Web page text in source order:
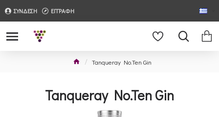
ΣΥΝΔΕΣΗ ΕΓΓΡΑΦΗ
Tanqueray No.Ten Gin
Tanqueray No.Ten Gin